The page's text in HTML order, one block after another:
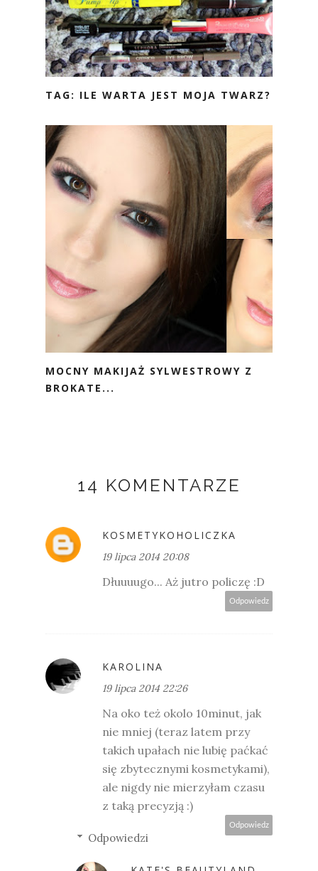
TAG: ILE WARTA JEST MOJA TWARZ?
MOCNY MAKIJAŻ SYLWESTROWY Z
BROKATE...
14 KOMENTARZE
KOSMETYKOHOLICZKA
19 lipca 2014 20:08
Dłuuuugo... Aż jutro policzę :D
Odpowiedz
KAROLINA
19 lipca 2014 22:26
Na oko też okolo 10minut, jak
nie mniej (teraz latem przy
takich upałach nie lubię paćkać
się zbytecznymi kosmetykami),
ale nigdy nie mierzyłam czasu
z taką precyzją :)
Odpowiedz
Odpowiedzi